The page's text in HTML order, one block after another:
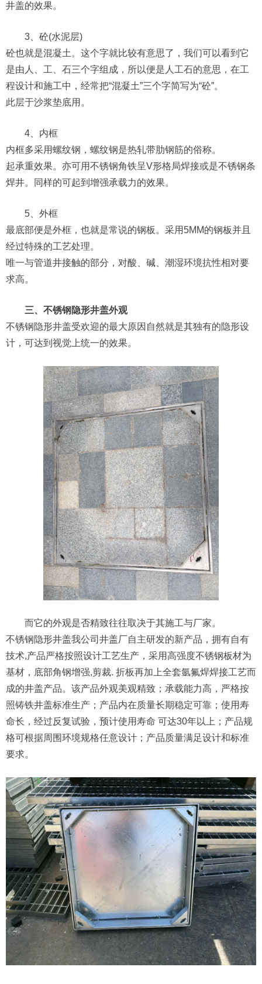
井盖的效果。
3、砼(水泥层)
砼也就是混凝土。这个字就比较有意思了，我们可以看到它
是由人、工、石三个字组成，所以便是人工石的意思，在工
程设计和施工中，经常把“混凝土”三个字简写为“砼”。
此层于沙浆垫底用。
4、内框
内框多采用螺纹钢，螺纹钢是热轧带肋钢筋的俗称。
起承重效果。亦可用不锈钢角铁呈V形格局焊接或是不锈钢条
焊井。同样的可起到增强承载力的效果。
5、外框
最底部便是外框，也就是常说的钢板。采用5MM的钢板并且
经过特殊的工艺处理。
唯一与管道井接触的部分，对酸、碱、潮湿环境抗性相对要
求高。
三、不锈钢隐形井盖外观
不锈钢隐形井盖受欢迎的最大原因自然就是其独有的隐形设
计，可达到视觉上统一的效果。
而它的外观是否精致往往取决于其施工与厂家。
不锈钢隐形井盖我公司井盖厂自主研发的新产品，拥有自有
技术,产品严格按照设计工艺生产，采用高强度不锈钢板材为
基材，底部角钢增强,剪裁. 折板再加上全套氩氟焊焊接工艺而
成的井盖产品。该产品外观美观精致；承载能力高，严格按
照铸铁井盖标准生产；产品内在质量长期稳定可靠；使用寿
命长，经过反复试验，预计使用寿命 可达30年以上；产品规
格可根据周围环境规格任意设计；产品质量满足设计和标准
要求。